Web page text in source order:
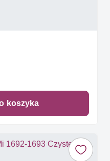
koszyka